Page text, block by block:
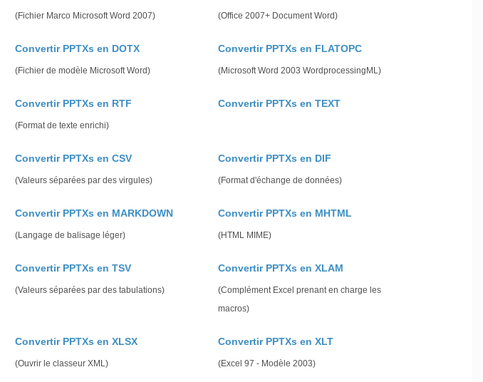
(Fichier Marco Microsoft Word 2007) (Office 2007+ Document Word)
Convertir PPTXs en DOTX
(Fichier de modèle Microsoft Word)
Convertir PPTXs en FLATOPC
(Microsoft Word 2003 WordprocessingML)
Convertir PPTXs en RTF
(Format de texte enrichi)
Convertir PPTXs en TEXT
Convertir PPTXs en CSV
(Valeurs séparées par des virgules)
Convertir PPTXs en DIF
(Format d'échange de données)
Convertir PPTXs en MARKDOWN
(Langage de balisage léger)
Convertir PPTXs en MHTML
(HTML MIME)
Convertir PPTXs en TSV
(Valeurs séparées par des tabulations)
Convertir PPTXs en XLAM
(Complément Excel prenant en charge les
macros)
Convertir PPTXs en XLSX
(Ouvrir le classeur XML)
Convertir PPTXs en XLT
(Excel 97 - Modèle 2003)